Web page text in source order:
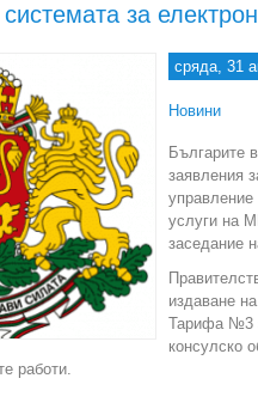
за
сряда, 31
Новини
Българите
заявления
услуги на
заседание
издаване
Тарифа №3
консулско
работи.